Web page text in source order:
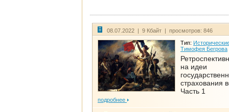
08.07.2022 | 9 Кбайт | просмотров: 846
Тип:
Тимофея Бегрова
на идеи
страхования
Часть 1
подробнее